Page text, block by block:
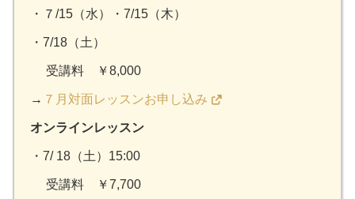
・７/15（水）・7/15（木）
・7/18（土）
受講料 ￥8,000
→ ７月対面レッスンお申し込み
オンラインレッスン
・7/ 18（土）15:00
受講料 ￥7,700